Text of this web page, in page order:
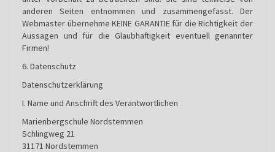
anderen Seiten entnommen und zusammengefasst. Der
Webmaster übernehme KEINE GARANTIE für die Richtigkeit der
Aussagen und für die Glaubhaftigkeit eventuell genannter
Firmen!
6. Datenschutz
Datenschutzerklärung
I. Name und Anschrift des Verantwortlichen
Marienbergschule Nordstemmen
Schlingweg 21
31171 Nordstemmen